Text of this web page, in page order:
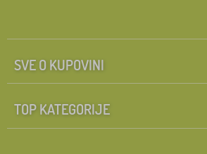
SVE O KUPOVINI
TOP KATEGORIJE